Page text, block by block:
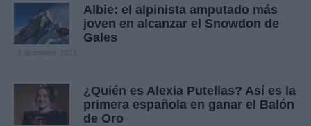
Viajes
Gente
Albie: el alpinista amputado más
joven en alcanzar el Snowdon de
Gales
1 diciembre, 2021
¿Quién es Alexia Putellas? Así es la
primera española en ganar el Balón
de Oro